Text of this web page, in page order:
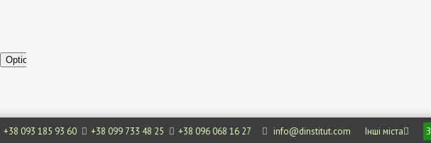
+38 093 185 93 60 +38 099 733 48 25 +38 096 068 16 27 info@dinstitut.com Інші міста